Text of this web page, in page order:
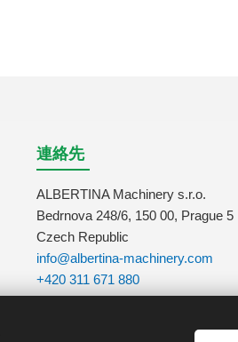
連絡先
ALBERTINA Machinery s.r.o.
Bedrnova 248/6, 150 00, Prague 5
Czech Republic
info@albertina-machinery.com
+420 311 671 880